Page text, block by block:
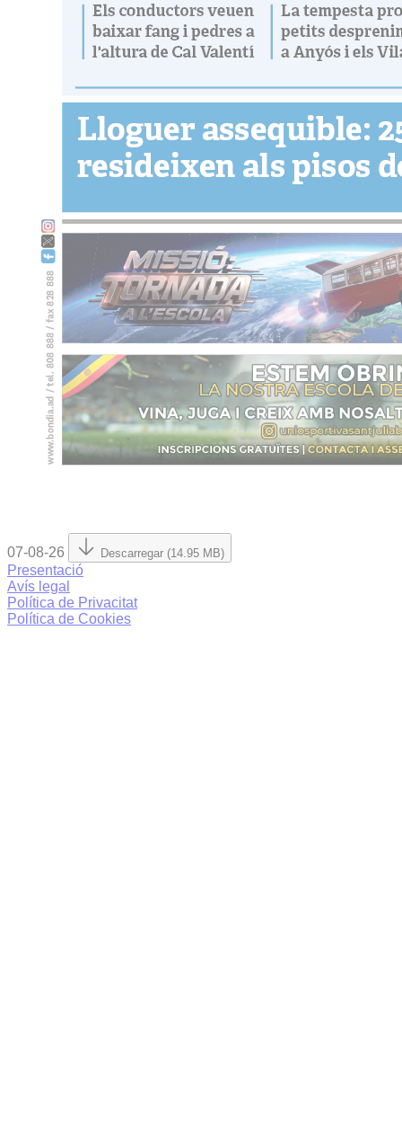
07-08-26 Descarregar (14.95 MB)
Presentació
Avís legal
Política de Privacitat
Política de Cookies